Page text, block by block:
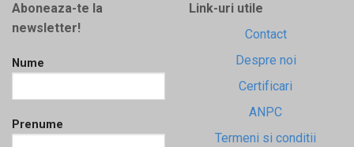
Aboneaza-te la
newsletter!
Nume
Prenume
Link-uri utile
Contact
Despre noi
Certificari
ANPC
Termeni si conditii